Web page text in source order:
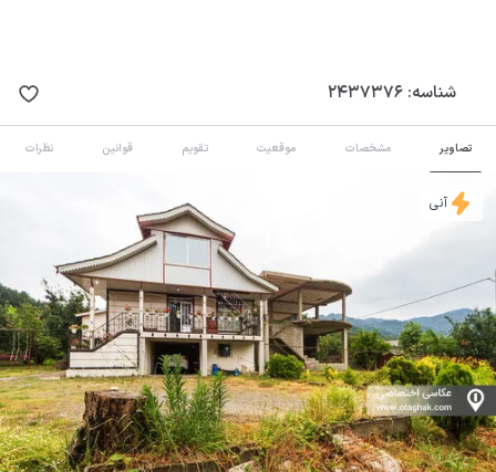
شناسه: 2437376
تصاویر مشخصات موقعیت تقویم قوانین نظرات
آنی